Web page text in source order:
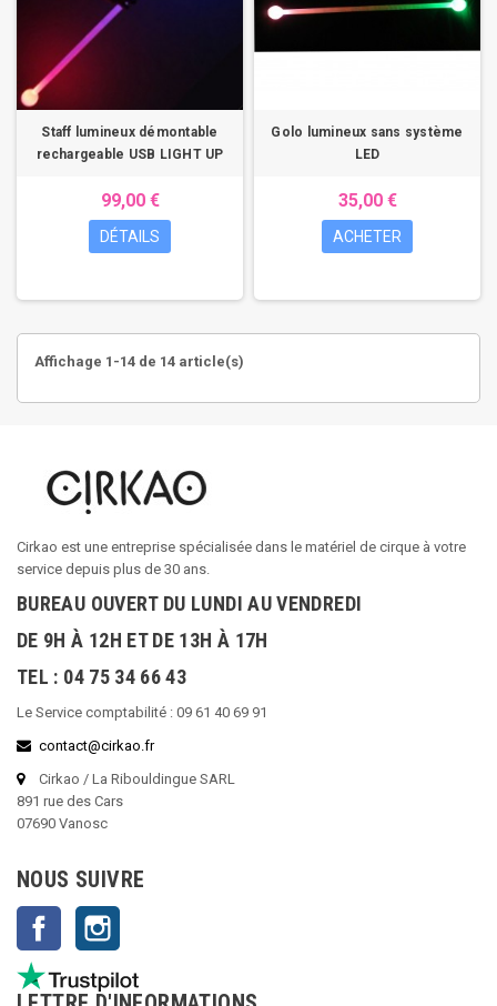
Staff lumineux démontable
rechargeable USB LIGHT UP
99,00 €
DÉTAILS
Golo lumineux sans système
LED
35,00 €
ACHETER
Affichage 1-14 de 14 article(s)
Cirkao est une entreprise spécialisée dans le matériel de cirque à votre
service depuis plus de 30 ans.
BUREAU OUVERT DU LUNDI AU VENDREDI
DE 9H À 12H ET DE 13H À 17H
TEL : 04 75 34 66 43
Le Service comptabilité : 09 61 40 69 91
contact@cirkao.fr
Cirkao / La Ribouldingue SARL
891 rue des Cars
07690 Vanosc
NOUS SUIVRE
Facebook